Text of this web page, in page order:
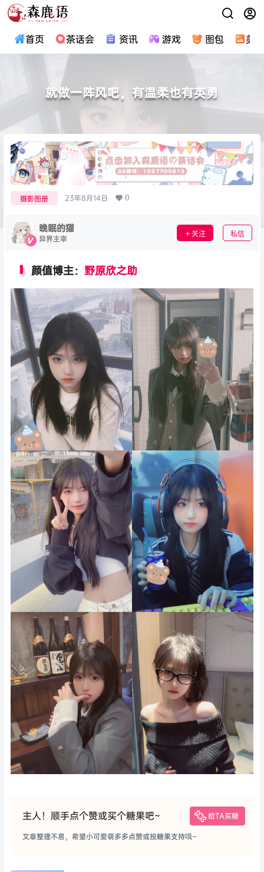
首页 茶话会 资讯 游戏 图包 美
就做一阵风吧，有温柔也有英勇
摄影图册 23年8月14日 0
晚眠的猫
异界主宰 关注 私信
颜值博主： 野原欣之助
主人！顺手点个赞或买个糖果吧~ 给TA买糖
文章整理不易，希望小可爱萌多多点赞或投糖果支持哦~